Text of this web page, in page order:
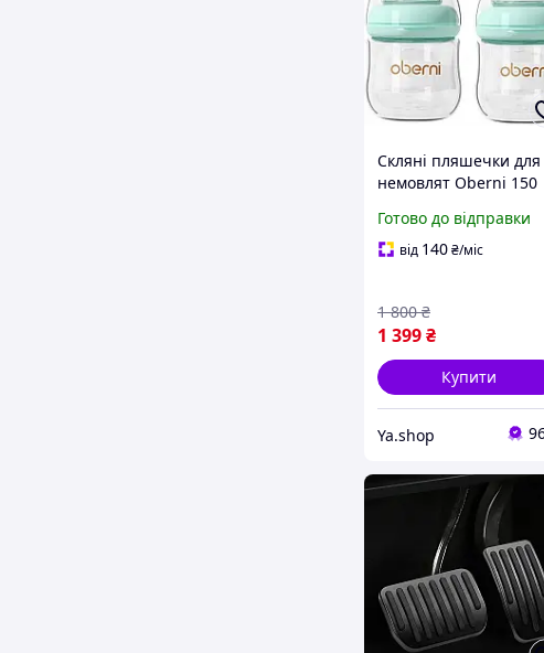
Скляні пляшечки для
немовлят Oberni 150
природне годування (2
шт)
Готово до відправки
від 140₴/міс
1 399₴
1 800 ₴
Купити
Ya.shop